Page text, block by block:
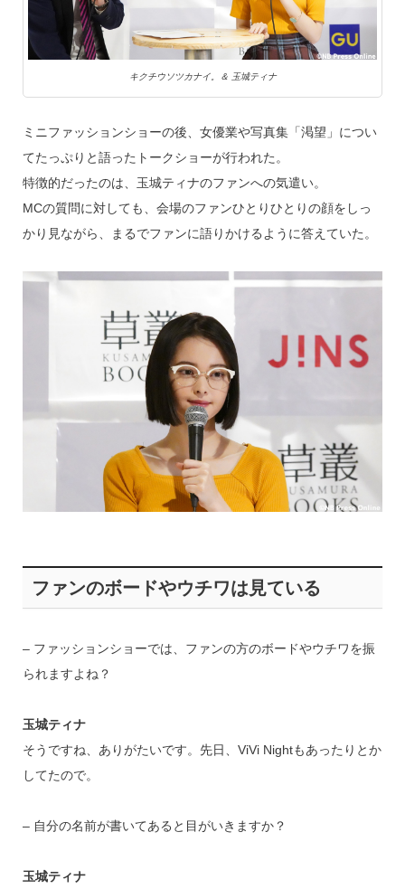
キクチウソツカナイ。＆ 玉城ティナ
ミニファッションショーの後、女優業や写真集「渇望」につい
てたっぷりと語ったトークショーが行われた。
特徴的だったのは、玉城ティナのファンへの気遣い。
MCの質問に対しても、会場のファンひとりひとりの顔をしっ
かり見ながら、まるでファンに語りかけるように答えていた。
ファンのボードやウチワは見ている
– ファッションショーでは、ファンの方のボードやウチワを振
られますよね？
玉城ティナ
そうですね、ありがたいです。先日、ViVi Nightもあったりとか
してたので。
– 自分の名前が書いてあると目がいきますか？
玉城ティナ